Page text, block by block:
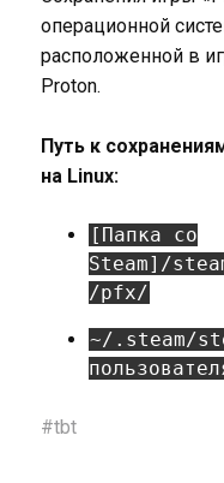
операционной
расположенной в
Proton.
Путь к
на Linux:
[Папка со
Steam]/
/pfx/
~/.steam/
#tbt